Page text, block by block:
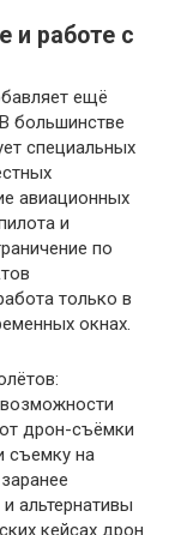
и работе с
ещё
большинстве
специальных
авиационных
и
по
только в
окнах.
дрон-съёмки
съемку на
альтернативы
кейсах дрон